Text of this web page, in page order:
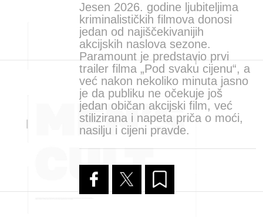
Jesen 2026. godine ljubiteljima
kriminalističkih filmova donosi
jedan od najiščekivanijih
akcijskih naslova sezone.
Paramount je predstavio prvi
trailer filma „Pod svaku cijenu“, a
već nakon nekoliko minuta jasno
je da publiku ne očekuje još
jedan običan akcijski film, već
stilizirana i napeta priča o moći,
nasilju i cijeni pravde.